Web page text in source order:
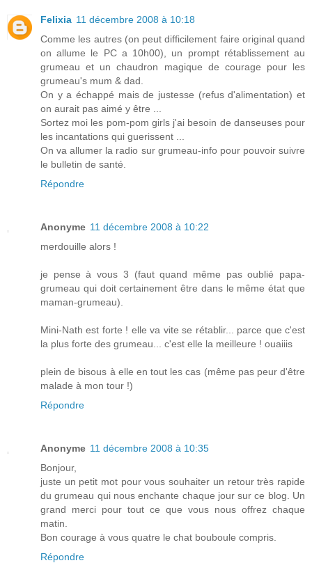
Felixia 11 décembre 2008 à 10:18
Comme les autres (on peut difficilement faire original quand
on allume le PC a 10h00), un prompt rétablissement au
grumeau et un chaudron magique de courage pour les
grumeau's mum & dad.
On y a échappé mais de justesse (refus d'alimentation) et
on aurait pas aimé y être ...
Sortez moi les pom-pom girls j'ai besoin de danseuses pour
les incantations qui guerissent ...
On va allumer la radio sur grumeau-info pour pouvoir suivre
le bulletin de santé.
Répondre
Anonyme 11 décembre 2008 à 10:22
merdouille alors !
je pense à vous 3 (faut quand même pas oublié papa-
grumeau qui doit certainement être dans le même état que
maman-grumeau).
Mini-Nath est forte ! elle va vite se rétablir... parce que c'est
la plus forte des grumeau... c'est elle la meilleure ! ouaiiis
plein de bisous à elle en tout les cas (même pas peur d'être
malade à mon tour !)
Répondre
Anonyme 11 décembre 2008 à 10:35
Bonjour,
juste un petit mot pour vous souhaiter un retour très rapide
du grumeau qui nous enchante chaque jour sur ce blog. Un
grand merci pour tout ce que vous nous offrez chaque
matin.
Bon courage à vous quatre le chat bouboule compris.
Répondre